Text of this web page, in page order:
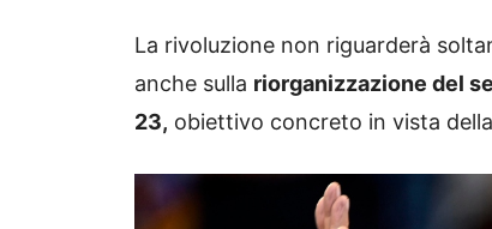
La rivoluzione non riguarderà
anche sulla riorganizzazione del
23, obiettivo concreto in vista